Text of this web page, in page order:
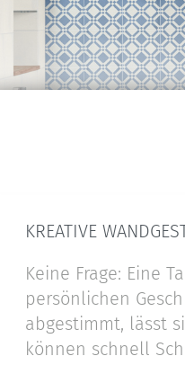
KREATIVE
Keine Frage: Eine
persönlichen
abgestimmt, lässt
können schnell